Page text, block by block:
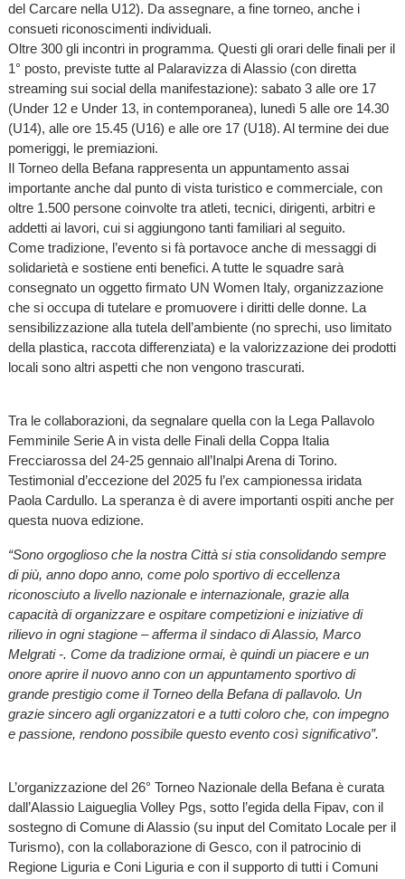
del Carcare nella U12). Da assegnare, a fine torneo, anche i
consueti riconoscimenti individuali.
Oltre 300 gli incontri in programma. Questi gli orari delle finali per il
1° posto, previste tutte al Palaravizza di Alassio (con diretta
streaming sui social della manifestazione): sabato 3 alle ore 17
(Under 12 e Under 13, in contemporanea), lunedì 5 alle ore 14.30
(U14), alle ore 15.45 (U16) e alle ore 17 (U18). Al termine dei due
pomeriggi, le premiazioni.
Il Torneo della Befana rappresenta un appuntamento assai
importante anche dal punto di vista turistico e commerciale, con
oltre 1.500 persone coinvolte tra atleti, tecnici, dirigenti, arbitri e
addetti ai lavori, cui si aggiungono tanti familiari al seguito.
Come tradizione, l’evento si fà portavoce anche di messaggi di
solidarietà e sostiene enti benefici. A tutte le squadre sarà
consegnato un oggetto firmato UN Women Italy, organizzazione
che si occupa di tutelare e promuovere i diritti delle donne. La
sensibilizzazione alla tutela dell’ambiente (no sprechi, uso limitato
della plastica, raccota differenziata) e la valorizzazione dei prodotti
locali sono altri aspetti che non vengono trascurati.
Tra le collaborazioni, da segnalare quella con la Lega Pallavolo
Femminile Serie A in vista delle Finali della Coppa Italia
Frecciarossa del 24-25 gennaio all’Inalpi Arena di Torino.
Testimonial d’eccezione del 2025 fu l’ex campionessa iridata
Paola Cardullo. La speranza è di avere importanti ospiti anche per
questa nuova edizione.
“Sono orgoglioso che la nostra Città si stia consolidando sempre
di più, anno dopo anno, come polo sportivo di eccellenza
riconosciuto a livello nazionale e internazionale, grazie alla
capacità di organizzare e ospitare competizioni e iniziative di
rilievo in ogni stagione – afferma il sindaco di Alassio, Marco
Melgrati -. Come da tradizione ormai, è quindi un piacere e un
onore aprire il nuovo anno con un appuntamento sportivo di
grande prestigio come il Torneo della Befana di pallavolo. Un
grazie sincero agli organizzatori e a tutti coloro che, con impegno
e passione, rendono possibile questo evento così significativo”.
L’organizzazione del 26° Torneo Nazionale della Befana è curata
dall’Alassio Laigueglia Volley Pgs, sotto l’egida della Fipav, con il
sostegno di Comune di Alassio (su input del Comitato Locale per il
Turismo), con la collaborazione di Gesco, con il patrocinio di
Regione Liguria e Coni Liguria e con il supporto di tutti i Comuni